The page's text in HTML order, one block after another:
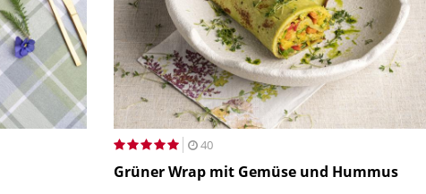
40
Grüner Wrap mit Gemüse und Hummus